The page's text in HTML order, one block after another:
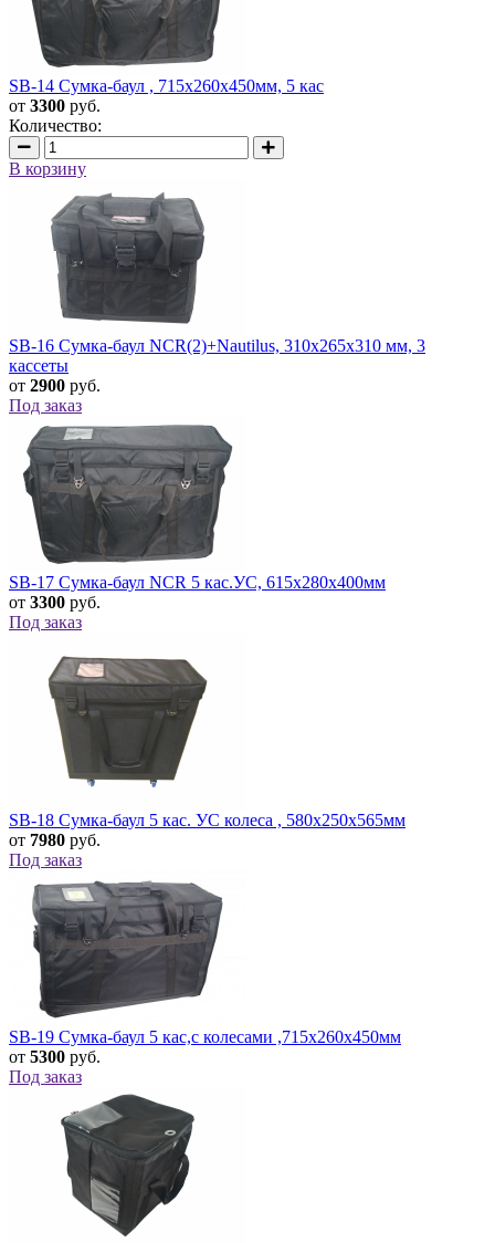
SB-14 Сумка-баул , 715х260х450мм, 5 кас
от 3300 руб.
Количество:
В корзину
SB-16 Сумка-баул NCR(2)+Nautilus, 310х265х310 мм, 3
кассеты
от 2900 руб.
Под заказ
SB-17 Сумка-баул NCR 5 кас.УС, 615х280х400мм
от 3300 руб.
Под заказ
SB-18 Сумка-баул 5 кас. УС колеса , 580х250х565мм
от 7980 руб.
Под заказ
SB-19 Сумка-баул 5 кас,с колесами ,715х260х450мм
от 5300 руб.
Под заказ